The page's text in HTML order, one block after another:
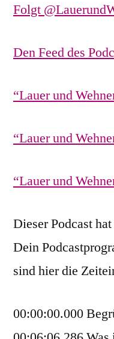
Folgt
Den Feed des
“Lauer und
“Lauer und
“Lauer und
Dieser Podcast
Dein
sind hier die
00:00:00.000